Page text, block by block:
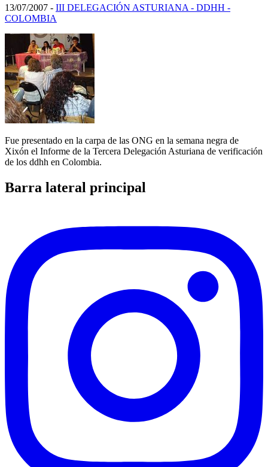
13/07/2007 - III DELEGACIÓN ASTURIANA - DDHH -
COLOMBIA
Fue presentado en la carpa de las ONG en la semana negra de
Xixón el Informe de la Tercera Delegación Asturiana de verificación
de los ddhh en Colombia.
Barra lateral principal